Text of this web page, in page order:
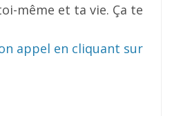
même et ta vie. Ça te
appel en cliquant sur